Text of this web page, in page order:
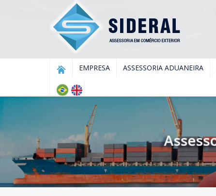
EMPRESA ASSESSORIA ADUANEIRA